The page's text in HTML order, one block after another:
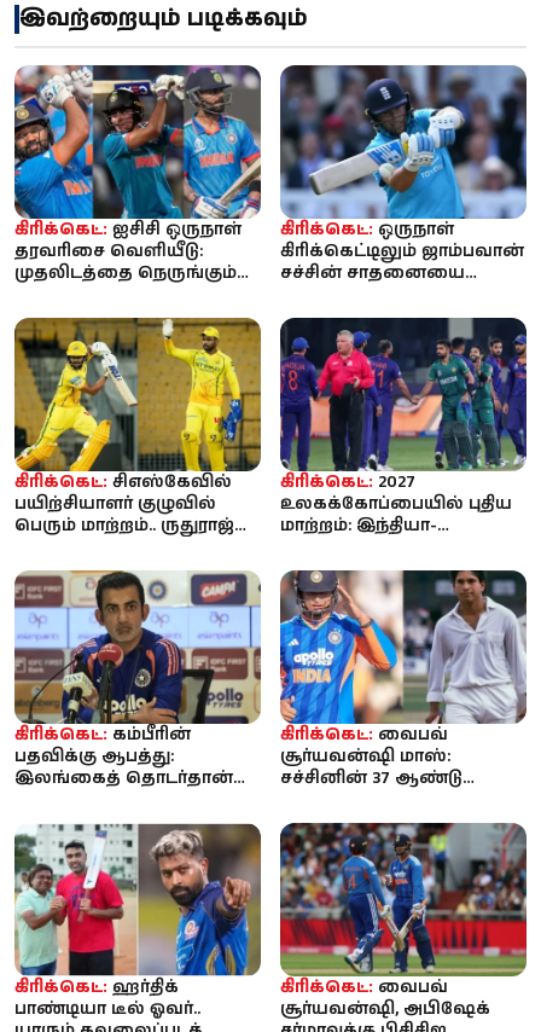
இவற்றையும் படிக்கவும்
கிரிக்கெட்: ஐசிசி ஒருநாள்
தரவரிசை வெளியீடு:
முதலிடத்தை நெருங்கும்
ரோக...
கிரிக்கெட்: ஒருநாள்
கிரிக்கெட்டிலும் ஜாம்பவான்
சச்சின் சாதனையை
லார்ட்ஸி...
கிரிக்கெட்: சிஎஸ்கேவில்
பயிற்சியாளர் குழுவில்
பெரும் மாற்றம்.. ருதுராஜ்
கிரிக்கெட்: 2027
உலகக்கோப்பையில் புதிய
மாற்றம்: இந்தியா-
போட்டிகள் அதிகரிக்...
கிரிக்கெட்: கம்பீரின்
பதவிக்கு ஆபத்து:
இலங்கைத் தொடர்தான்
அதிருப்தியில் பி...
கிரிக்கெட்: வைபவ்
சூர்யவன்ஷி மாஸ்:
சச்சினின் 37 ஆண்டு
உலக கிரிக்கெட்...
கிரிக்கெட்: ஹர்திக்
பாண்டியா டீல் ஓவர்..
கிரிக்கெட்: வைபவ்
சூர்யவன்ஷி, அபிஷேக்